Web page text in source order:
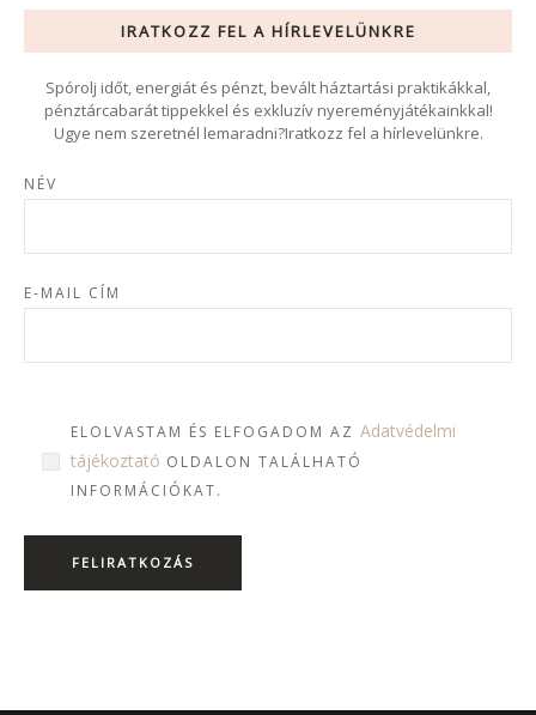
IRATKOZZ FEL A HÍRLEVELÜNKRE
Spórolj időt, energiát és pénzt, bevált háztartási praktikákkal,
pénztárcabarát tippekkel és exkluzív nyereményjátékainkkal!
Ugye nem szeretnél lemaradni?Iratkozz fel a hírlevelünkre.
NÉV
E-MAIL CÍM
ELOLVASTAM ÉS ELFOGADOM AZ Adatvédelmi
tájékoztató OLDALON TALÁLHATÓ
INFORMÁCIÓKAT.